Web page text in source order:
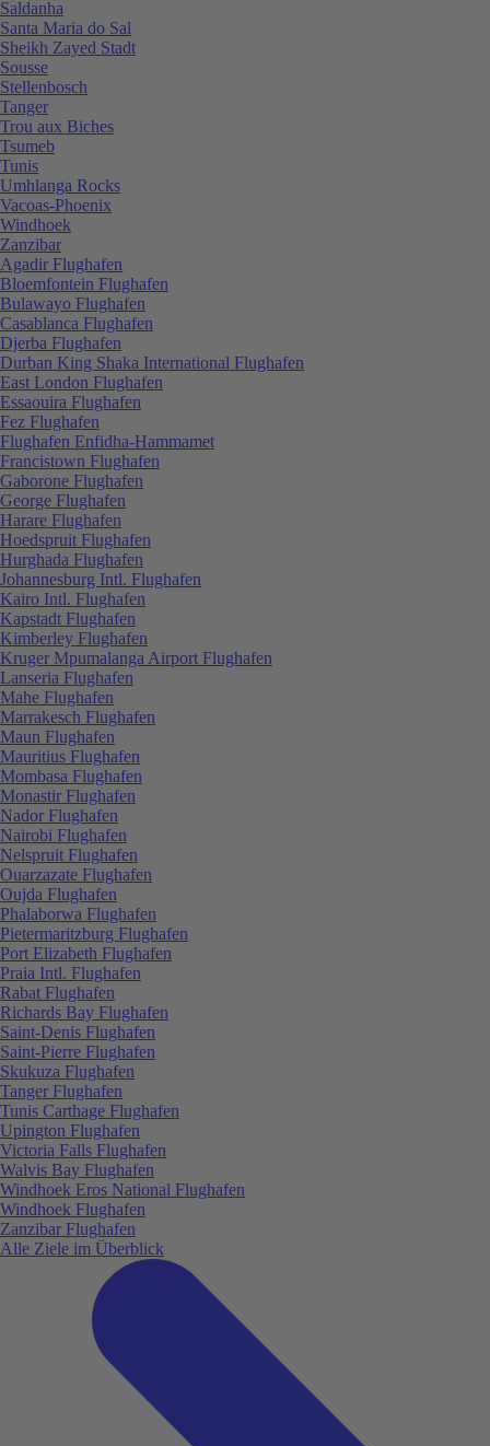
Saldanha
Santa Maria do Sal
Sheikh Zayed Stadt
Sousse
Stellenbosch
Tanger
Trou aux Biches
Tsumeb
Tunis
Umhlanga Rocks
Vacoas-Phoenix
Windhoek
Zanzibar
Agadir Flughafen
Bloemfontein Flughafen
Bulawayo Flughafen
Casablanca Flughafen
Djerba Flughafen
Durban King Shaka International Flughafen
East London Flughafen
Essaouira Flughafen
Fez Flughafen
Flughafen Enfidha-Hammamet
Francistown Flughafen
Gaborone Flughafen
George Flughafen
Harare Flughafen
Hoedspruit Flughafen
Hurghada Flughafen
Johannesburg Intl. Flughafen
Kairo Intl. Flughafen
Kapstadt Flughafen
Kimberley Flughafen
Kruger Mpumalanga Airport Flughafen
Lanseria Flughafen
Mahe Flughafen
Marrakesch Flughafen
Maun Flughafen
Mauritius Flughafen
Mombasa Flughafen
Monastir Flughafen
Nador Flughafen
Nairobi Flughafen
Nelspruit Flughafen
Ouarzazate Flughafen
Oujda Flughafen
Phalaborwa Flughafen
Pietermaritzburg Flughafen
Port Elizabeth Flughafen
Praia Intl. Flughafen
Rabat Flughafen
Richards Bay Flughafen
Saint-Denis Flughafen
Saint-Pierre Flughafen
Skukuza Flughafen
Tanger Flughafen
Tunis Carthage Flughafen
Upington Flughafen
Victoria Falls Flughafen
Walvis Bay Flughafen
Windhoek Eros National Flughafen
Windhoek Flughafen
Zanzibar Flughafen
Alle Ziele im Überblick